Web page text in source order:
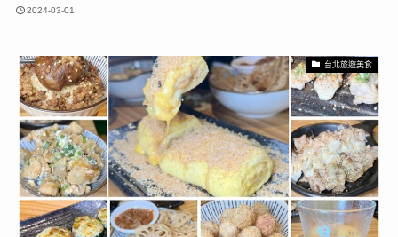
2024-03-01
台北旅遊美食